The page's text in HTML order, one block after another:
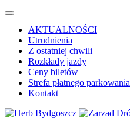
AKTUALNOŚCI
Utrudnienia
Z ostatniej chwili
Rozkłady jazdy
Ceny biletów
Strefa płatnego parkowania
Kontakt